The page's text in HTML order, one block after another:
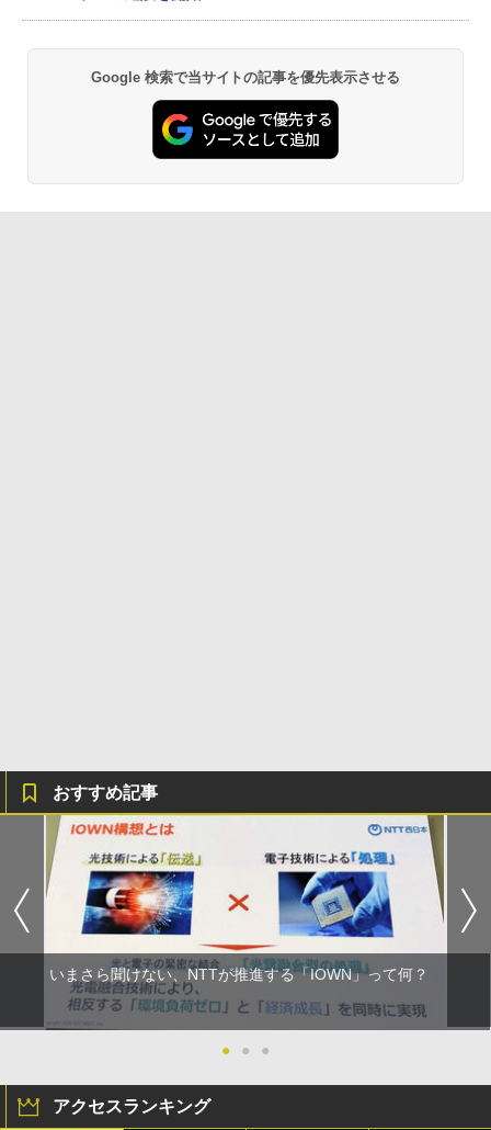
Google 検索で当サイトの記事を優先表示させる
おすすめ記事
いまさら聞けない、NTTが推進する「IOWN」って何？
● ● ●
アクセスランキング